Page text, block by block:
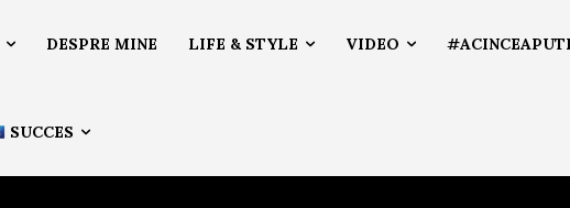
DESPRE MINE LIFE & STYLE VIDEO
SUCCES